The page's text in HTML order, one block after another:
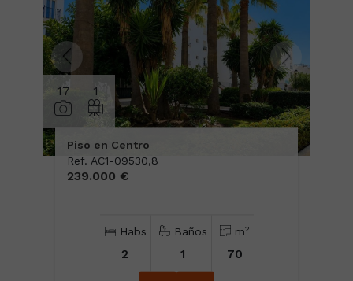
17 1
Piso en Centro
Ref. AC1-09530,8
239.000 €
Habs
2
Baños
1
m2
70